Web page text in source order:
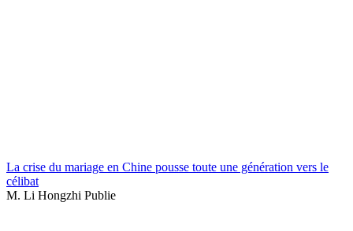
La crise du mariage en Chine pousse toute une génération vers le
célibat
M. Li Hongzhi Publie